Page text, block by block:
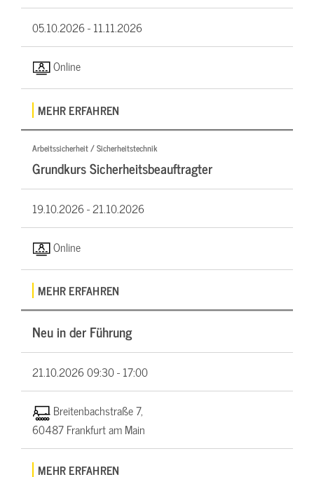
05.10.2026 -11.11.2026
Online
MEHR ERFAHREN
Arbeitssicherheit / Sicherheitstechnik
Grundkurs Sicherheitsbeauftragter
19.10.2026 -21.10.2026
Online
MEHR ERFAHREN
Neu in der Führung
21.10.202609:30 - 17:00
Breitenbachstraße 7,
60487 Frankfurt am Main
MEHR ERFAHREN